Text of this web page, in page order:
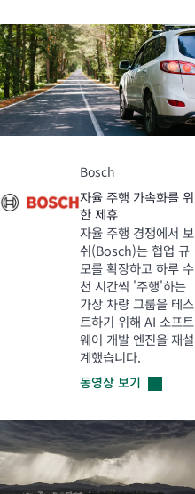
Bosch
자율 주행 가속화를 위
한 제휴
자율 주행 경쟁에서 보
쉬(Bosch)는 협업 규
모를 확장하고 하루 수
천 시간씩 '주행'하는
가상 차량 그룹을 테스
트하기 위해 AI 소프트
웨어 개발 엔진을 재설
계했습니다.
동영상 보기